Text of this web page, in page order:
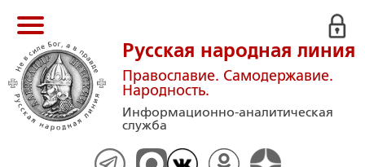
Русская народная линия
Православие. Самодержавие.
Народность.
Информационно-аналитическая
служба